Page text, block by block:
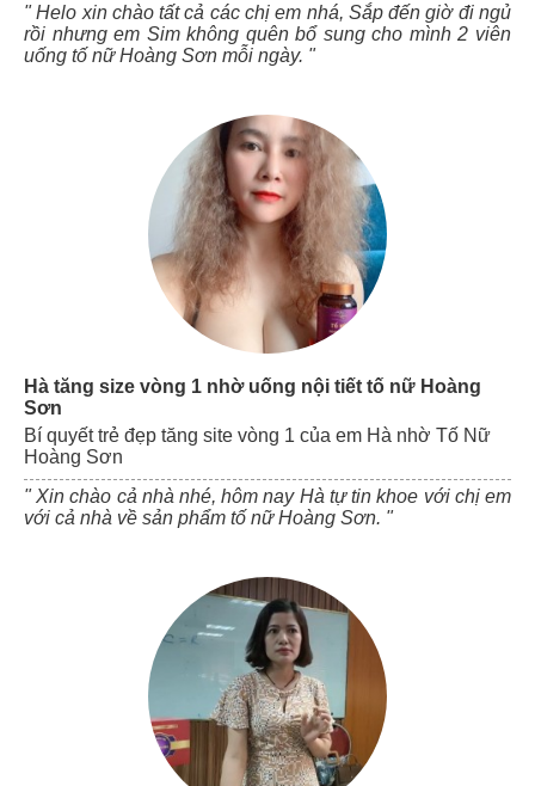
" Helo xin chào tất cả các chị em nhá, Sắp đến giờ đi ngủ
rồi nhưng em Sim không quên bổ sung cho mình 2 viên
uống tố nữ Hoàng Sơn mỗi ngày. "
Hà tăng size vòng 1 nhờ uống nội tiết tố nữ Hoàng
Sơn
Bí quyết trẻ đẹp tăng site vòng 1 của em Hà nhờ Tố Nữ
Hoàng Sơn
" Xin chào cả nhà nhé, hôm nay Hà tự tin khoe với chị em
với cả nhà về sản phẩm tố nữ Hoàng Sơn. "